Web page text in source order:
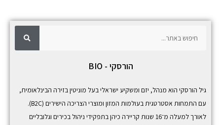
ח
י
פ
הורסקי - BIO
גיל הורסקי הוא מנהל, יזם ומשקיע ישראלי בעל מוניטין בזירה הבינלאומית,
עם התמחות אסטרטגית בעולמות המזון ומוצרי הצריכה הישירים (B2C).
לאורך למעלה מ־16 שנות קריירה כיהן בתפקידי ניהול בכירים וגלובליים